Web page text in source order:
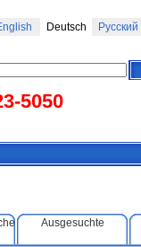
Deutsch Русский
5050
Ausgesuchte